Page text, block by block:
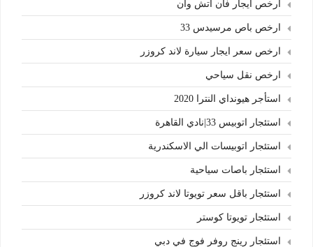
ارخص ايجار فان اتش وان
ارخص باص مرسيدس 33
ارخص سعر ايجار سيارة لاند كروزر
ارخص نقل سياحي
استأجر هيونداي النترا 2020
استئجار اتوبيس 33|نادي القاهرة
استئجار اتوبيسات الي الاسكندرية
استئجار باصات سياحية
استئجار باقل سعر تويوتا لاند كروزر
استئجار تويوتا كوستر
استئجار رينج روفر فوج في دبي